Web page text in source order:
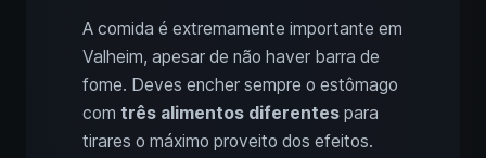
A comida é extremamente importante em
Valheim, apesar de não haver barra de
fome. Deves encher sempre o estômago
com três alimentos diferentes para
tirares o máximo proveito dos efeitos.